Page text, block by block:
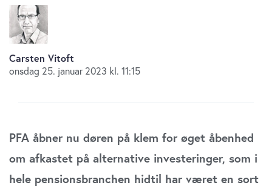
Carsten Vitoft
onsdag 25. januar 2023 kl. 11:15
PFA åbner nu døren på klem for øget åbenhed
om afkastet på alternative investeringer, som i
hele pensionsbranchen hidtil har været en sort